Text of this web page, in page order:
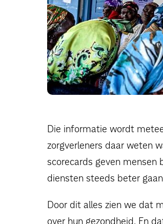
Die informatie wordt
zorgverleners daar weten
scorecards geven mensen
diensten steeds beter
Door dit alles zien we dat
over hun gezondheid. En